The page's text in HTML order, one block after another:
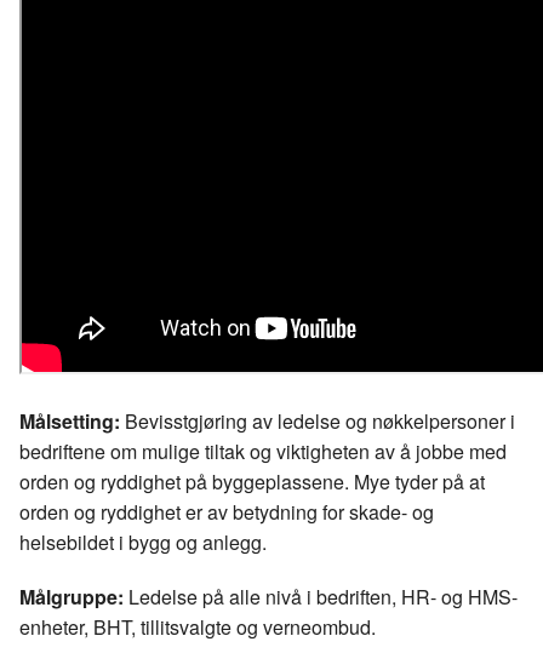
Målsetting: Bevisstgjøring av ledelse og nøkkelpersoner i
bedriftene om mulige tiltak og viktigheten av å jobbe med
orden og ryddighet på byggeplassene. Mye tyder på at
orden og ryddighet er av betydning for skade- og
helsebildet i bygg og anlegg.
Målgruppe: Ledelse på alle nivå i bedriften, HR- og HMS-
enheter, BHT, tillitsvalgte og verneombud.​